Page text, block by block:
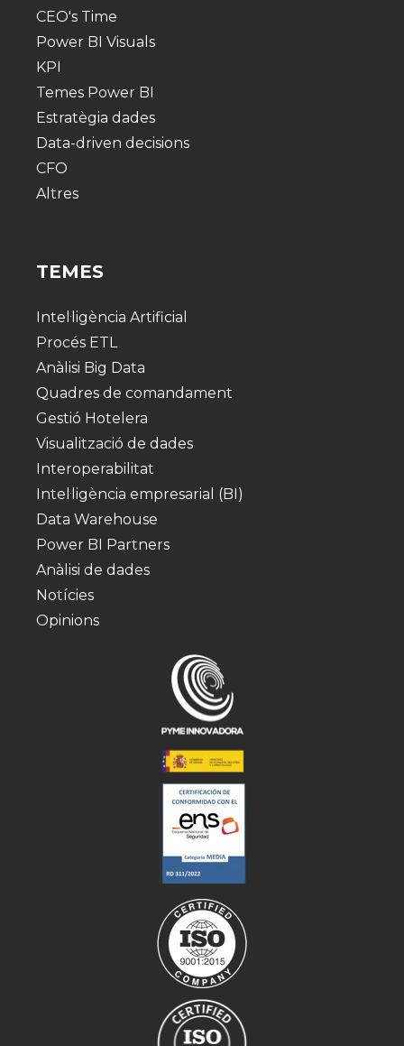
CEO's Time
Power BI Visuals
KPI
Temes Power BI
Estratègia dades
Data-driven decisions
CFO
Altres
TEMES
Intel·ligència Artificial
Procés ETL
Anàlisi Big Data
Quadres de comandament
Gestió Hotelera
Visualització de dades
Interoperabilitat
Intel·ligència empresarial (BI)
Data Warehouse
Power BI Partners
Anàlisi de dades
Notícies
Opinions